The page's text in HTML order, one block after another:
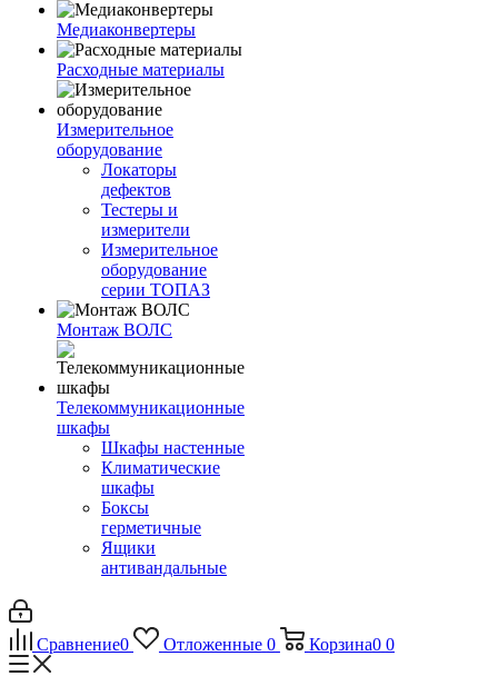
Медиаконвертеры
Расходные материалы
Измерительное
оборудование
Локаторы
дефектов
Тестеры и
измерители
Измерительное
оборудование
серии ТОПАЗ
Монтаж ВОЛС
Телекоммуникационные
шкафы
Шкафы настенные
Климатические
шкафы
Боксы
герметичные
Ящики
антивандальные
Сравнение0 Отложенные 0 Корзина0 0